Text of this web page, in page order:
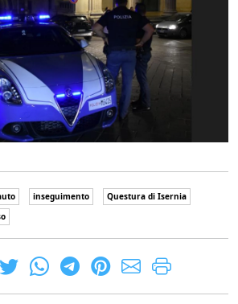
inseguimento
Questura di Isernia